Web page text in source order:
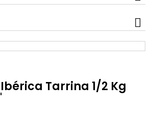
Tarrina 1/2 Kg